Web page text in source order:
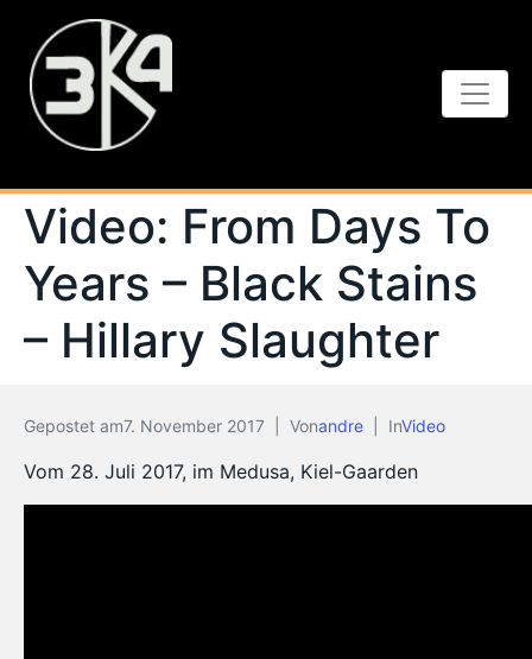
Video: From Days To
Years – Black Stains
– Hillary Slaughter
Gepostet am7. November 2017 Vonandre InVideo
Vom 28. Juli 2017, im Medusa, Kiel-Gaarden